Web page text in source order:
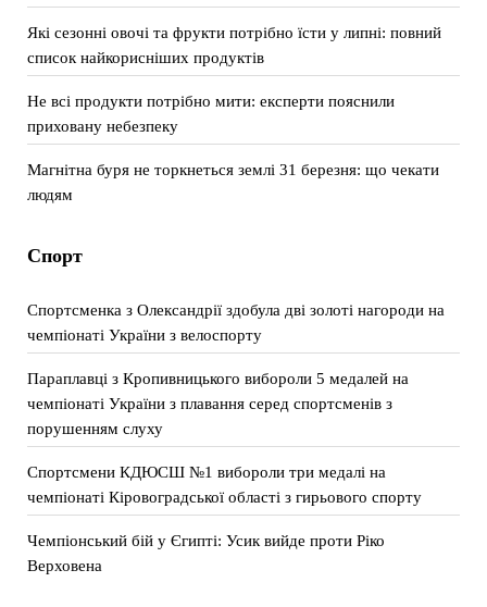
Які сезонні овочі та фрукти потрібно їсти у липні: повний
список найкорисніших продуктів
Не всі продукти потрібно мити: експерти пояснили
приховану небезпеку
Магнітна буря не торкнеться землі 31 березня: що чекати
людям
Спорт
Спортсменка з Олександрії здобула дві золоті нагороди на
чемпіонаті України з велоспорту
Параплавці з Кропивницького вибороли 5 медалей на
чемпіонаті України з плавання серед спортсменів з
порушенням слуху
Спортсмени КДЮСШ №1 вибороли три медалі на
чемпіонаті Кіровоградської області з гирьового спорту
Чемпіонський бій у Єгипті: Усик вийде проти Ріко
Верховена